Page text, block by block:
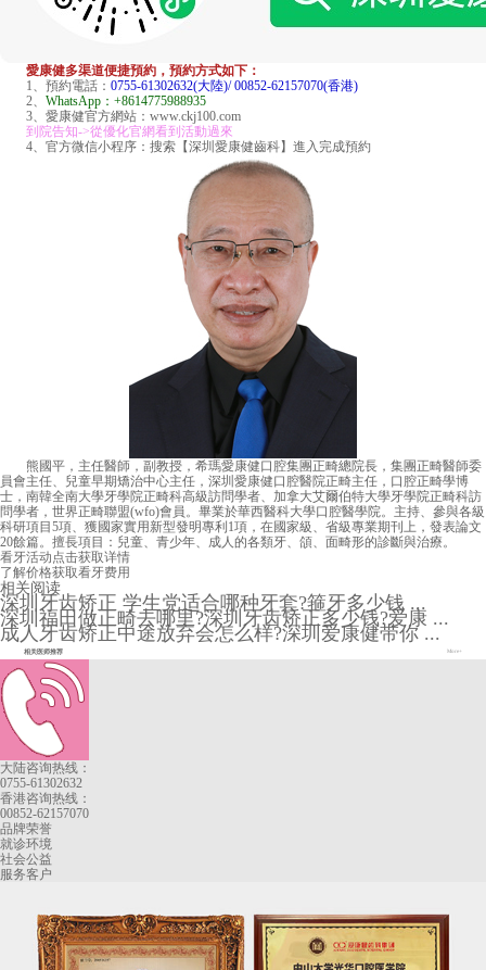
愛康健多渠道便捷預約，預約方式如下：
1、預約電話： 0755-61302632(大陸)/ 00852-62157070(香港)
2、 WhatsApp：+8614775988935
3、愛康健官方網站：www.ckj100.com
到院告知->從優化官網看到活動過來
4、官方微信小程序：搜索【深圳愛康健齒科】進入完成預約
熊國平，主任醫師，副教授，希瑪愛康健口腔集團正畸總院長，集團正畸醫師委
員會主任、兒童早期矯治中心主任，深圳愛康健口腔醫院正畸主任，口腔正畸學博
士，南韓全南大學牙學院正畸科高級訪問學者、加拿大艾爾伯特大學牙學院正畸科訪
問學者，世界正畸聯盟(wfo)會員。畢業於華西醫科大學口腔醫學院。主持、參與各級
科研項目5項、獲國家實用新型發明專利1項，在國家級、省級專業期刊上，發表論文
20餘篇。擅長項目：兒童、青少年、成人的各類牙、頜、面畸形的診斷與治療。
看牙活动点击获取详情
了解价格获取看牙费用
相关阅读
深圳牙齿矫正 学生党适合哪种牙套?箍牙多少钱 ...
深圳福田做正畸去哪里?深圳牙齿矫正多少钱?爱康 ...
成人牙齿矫正中途放弃会怎么样?深圳爱康健带你 ...
相关医师推荐 More+
大陆咨询热线：
0755-61302632
香港咨询热线：
00852-62157070
品牌荣誉
就诊环境
社会公益
服务客户